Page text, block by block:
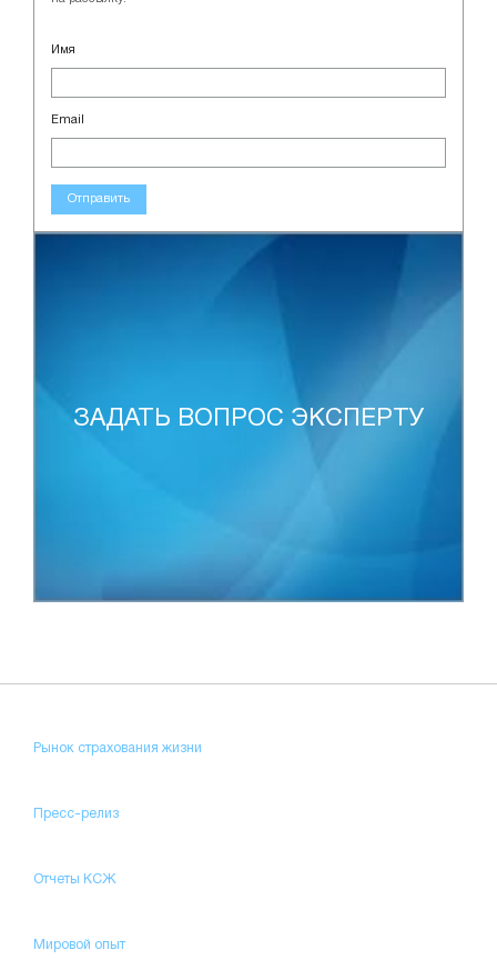
Имя
Email
Отправить
ЗАДАТЬ ВОПРОС ЭКСПЕРТУ
Рынок страхования жизни
Пресс-релиз
Отчеты КСЖ
Мировой опыт